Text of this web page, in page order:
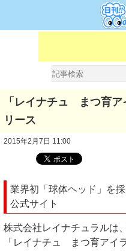
「レイナチュ まつ育ア
リース
2015年2月7日 11:00
業界初「球体ヘッド」を
公式サイト
株式会社レイナチュラルは
「レイナチュ まつ育アイ